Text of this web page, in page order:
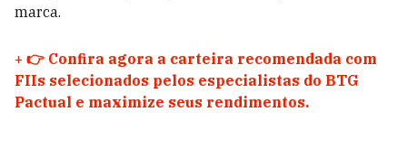
marca.
+ 👉 Confira agora a carteira recomendada com
FIIs selecionados pelos especialistas do BTG
Pactual e maximize seus rendimentos.